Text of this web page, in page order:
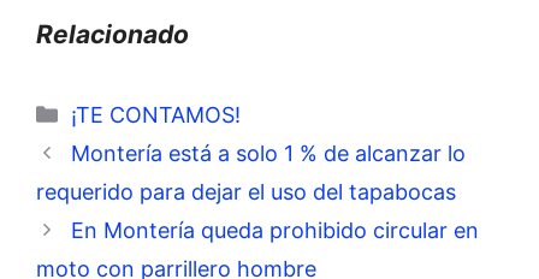
Relacionado
Categorías
¡TE CONTAMOS!
Montería está a solo 1 % de alcanzar lo
requerido para dejar el uso del tapabocas
En Montería queda prohibido circular en
moto con parrillero hombre